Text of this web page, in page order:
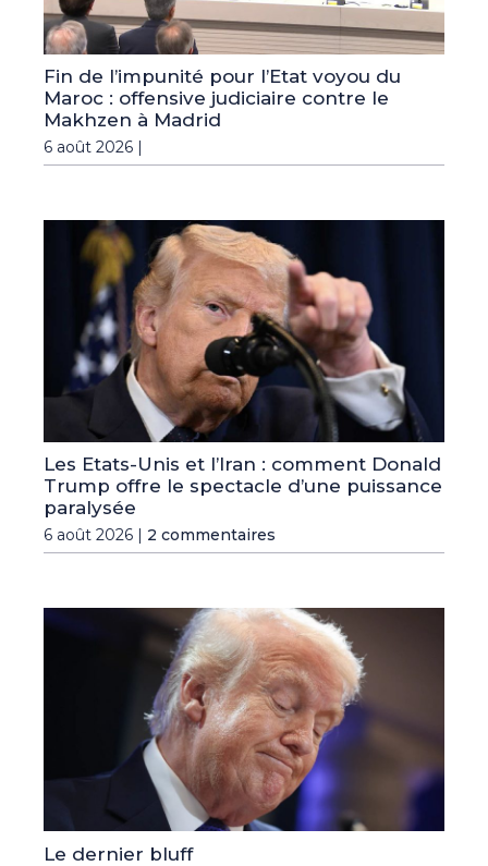
Fin de l’impunité pour l’Etat voyou du
Maroc : offensive judiciaire contre le
Makhzen à Madrid
6 août 2026 |
Les Etats-Unis et l’Iran : comment Donald
Trump offre le spectacle d’une puissance
paralysée
6 août 2026 | 2 commentaires
Le dernier bluff